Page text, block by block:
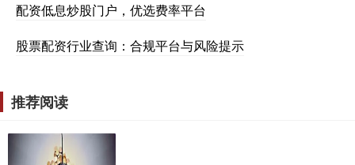
配资低息炒股门户，优选费率平台
股票配资行业查询：合规平台与风险提示
推荐阅读